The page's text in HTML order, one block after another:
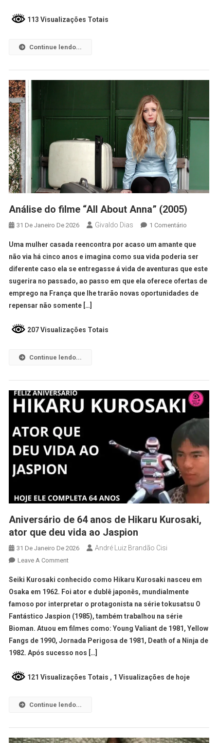
113 Visualizações Totais
Continue lendo...
Análise do filme “All About Anna” (2005)
31 De Janeiro De 2026 Givaldo Dias 1 Comentário
Uma mulher casada reencontra por acaso um amante que
não via há cinco anos e imagina como sua vida poderia ser
diferente caso ela se entregasse á vida de aventuras que este
sugerira no passado, ao passo em que ela oferece ofertas de
emprego na França que lhe trarão novas oportunidades de
repensar não somente […]
207 Visualizações Totais
Continue lendo...
Aniversário de 64 anos de Hikaru Kurosaki,
ator que deu vida ao Jaspion
31 De Janeiro De 2026 André Luiz Brandão Cisi
Leave A Comment
Seiki Kurosaki conhecido como Hikaru Kurosaki nasceu em
Osaka em 1962. Foi ator e dublê japonês, mundialmente
famoso por interpretar o protagonista na série tokusatsu O
Fantástico Jaspion (1985), também trabalhou na série
Bioman. Atuou em filmes como: Young Valiant de 1981, Yellow
Fangs de 1990, Jornada Perigosa de 1981, Death of a Ninja de
1982. Após sucesso nos […]
121 Visualizações Totais , 1 Visualizações de hoje
Continue lendo...